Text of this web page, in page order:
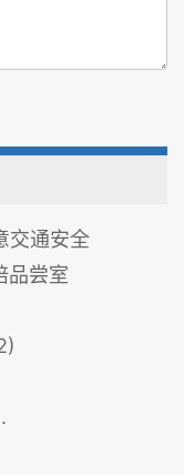
交通安全
品尝室